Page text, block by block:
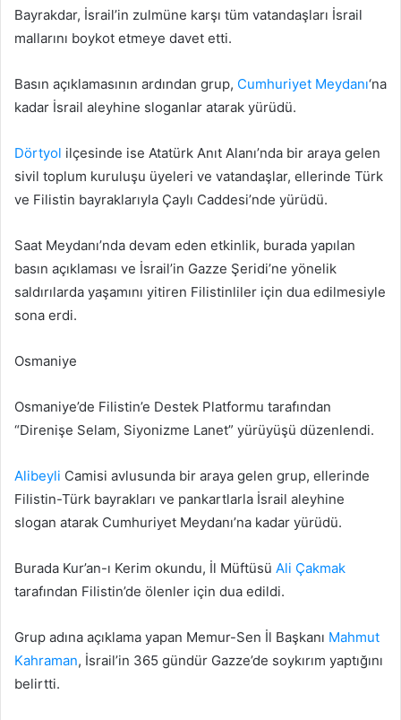
Bayrakdar, İsrail’in zulmüne karşı tüm vatandaşları İsrail
mallarını boykot etmeye davet etti.
Basın açıklamasının ardından grup, Cumhuriyet Meydanı‘na
kadar İsrail aleyhine sloganlar atarak yürüdü.
Dörtyol ilçesinde ise Atatürk Anıt Alanı’nda bir araya gelen
sivil toplum kuruluşu üyeleri ve vatandaşlar, ellerinde Türk
ve Filistin bayraklarıyla Çaylı Caddesi’nde yürüdü.
Saat Meydanı’nda devam eden etkinlik, burada yapılan
basın açıklaması ve İsrail’in Gazze Şeridi’ne yönelik
saldırılarda yaşamını yitiren Filistinliler için dua edilmesiyle
sona erdi.
Osmaniye
Osmaniye’de Filistin’e Destek Platformu tarafından
“Direnişe Selam, Siyonizme Lanet” yürüyüşü düzenlendi.
Alibeyli Camisi avlusunda bir araya gelen grup, ellerinde
Filistin-Türk bayrakları ve pankartlarla İsrail aleyhine
slogan atarak Cumhuriyet Meydanı’na kadar yürüdü.
Burada Kur’an-ı Kerim okundu, İl Müftüsü Ali Çakmak
tarafından Filistin’de ölenler için dua edildi.
Grup adına açıklama yapan Memur-Sen İl Başkanı Mahmut
Kahraman, İsrail’in 365 gündür Gazze’de soykırım yaptığını
belirtti.